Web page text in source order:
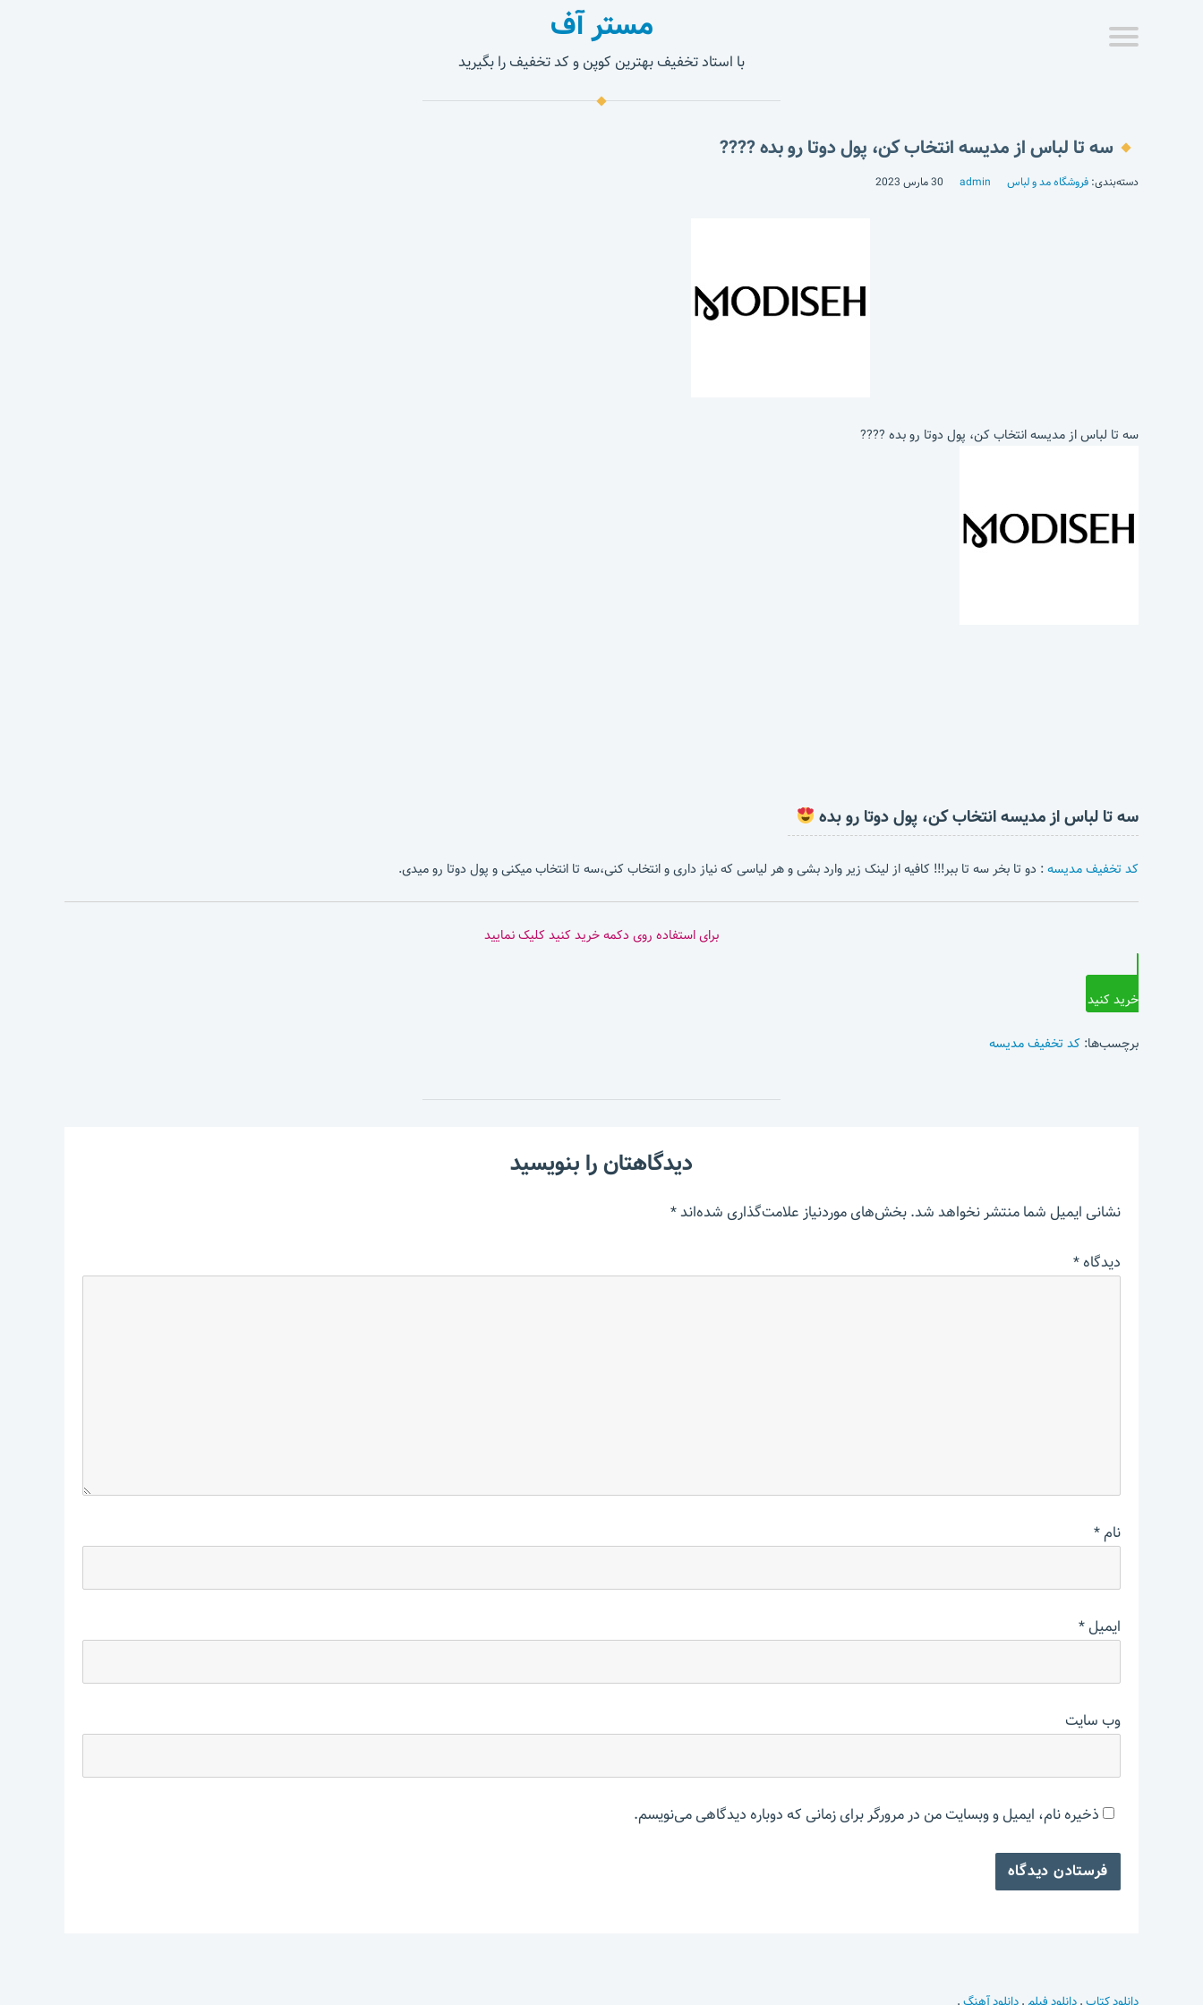
مستر آف
با استاد تخفیف بهترین کوپن و کد تخفیف را بگیرید
سه تا لباس از مدیسه انتخاب کن، پول دوتا رو بده ????
دسته‌بندی: فروشگاه مد و لباس admin 30 مارس 2023
سه تا لباس از مدیسه انتخاب کن، پول دوتا رو بده ????
سه تا لباس از مدیسه انتخاب کن، پول دوتا رو بده
کد تخفیف مدیسه: دو تا بخر سه تا ببر!!! کافیه از لینک زیر وارد بشی و هر لیاسی که نیاز داری و انتخاب کنی،سه تا انتخاب میکنی و پول دوتا رو میدی.
برای استفاده روی دکمه خرید کنید کلیک نمایید
خرید کنید
برچسب‌ها: کد تخفیف مدیسه
دیدگاهتان را بنویسید
نشانی ایمیل شما منتشر نخواهد شد.بخش‌های موردنیاز علامت‌گذاری شده‌اند*
دیدگاه*
نام*
ایمیل*
وب‌ سایت
ذخیره نام، ایمیل و وبسایت من در مرورگر برای زمانی که دوباره دیدگاهی می‌نویسم.
دانلود کتاب.دانلود فیلم .دانلود آهنگ.